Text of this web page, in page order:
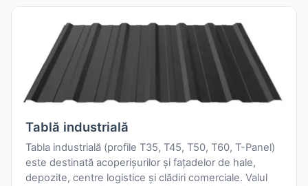
Tablă industrială
Tabla industrială (profile T35, T45, T50, T60, T-Panel)
este destinată acoperișurilor și fațadelor de hale,
depozite, centre logistice și clădiri comerciale. Valul